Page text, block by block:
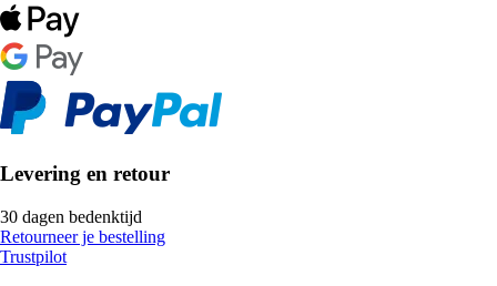
Levering en retour
30 dagen bedenktijd
Retourneer je bestelling
Trustpilot